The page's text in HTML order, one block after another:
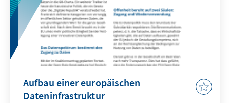
Außerdem werden Handlungsoptionen
Deutschlands und der Europäer innerhalb der
NATO beleuchtet.
Aufbau einer europäischen
Dateninfrastruktur